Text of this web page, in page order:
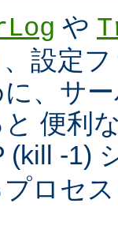
や
設定
、サ
便利
(kill -1)
ロセ